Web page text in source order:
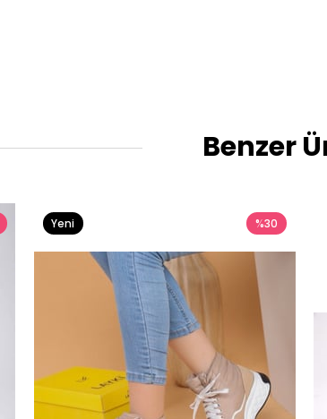
Benzer
%30
Yeni